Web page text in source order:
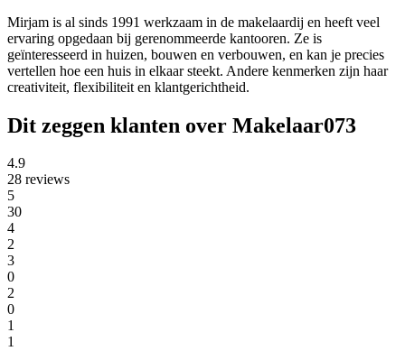
Mirjam is al sinds 1991 werkzaam in de makelaardij en heeft veel
ervaring opgedaan bij gerenommeerde kantooren. Ze is
geïnteresseerd in huizen, bouwen en verbouwen, en kan je precies
vertellen hoe een huis in elkaar steekt. Andere kenmerken zijn haar
creativiteit, flexibiliteit en klantgerichtheid.
Dit zeggen klanten over Makelaar073
4.9
28 reviews
5
30
4
2
3
0
2
0
1
1